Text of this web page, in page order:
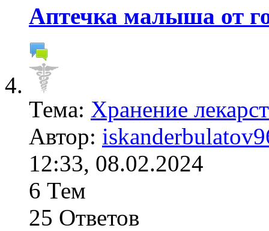
Аптечка малыша от
Тема: Хранение
Автор:
12:33, 08.02.2024
6 Тем
25 Ответов